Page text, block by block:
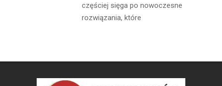
częściej sięga po nowoczesne
rozwiązania, które